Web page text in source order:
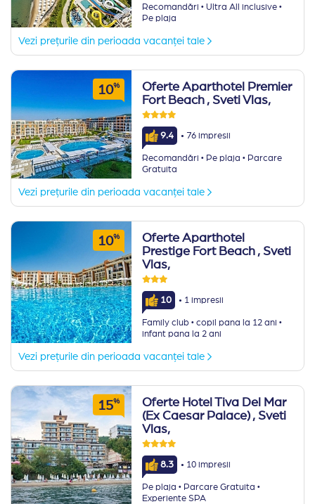
Recomandări ·Ultra All inclusive ·
Pe plaja
Vezi prețurile din perioada vacanței tale
10%
Oferte Aparthotel Premier
Fort Beach , Sveti Vlas,
9.4 · 76 impresii
Recomandări ·Pe plaja ·Parcare
Gratuita
Vezi prețurile din perioada vacanței tale
10%
Oferte Aparthotel
Prestige Fort Beach , Sveti
Vlas,
10 · 1 impresii
Family club ·copil pana la 12 ani ·
infant pana la 2 ani
Vezi prețurile din perioada vacanței tale
15%
Oferte Hotel Tiva Del Mar
(Ex Caesar Palace) , Sveti
Vlas,
8.3 · 10 impresii
Pe plaja ·Parcare Gratuita ·
Experiente SPA